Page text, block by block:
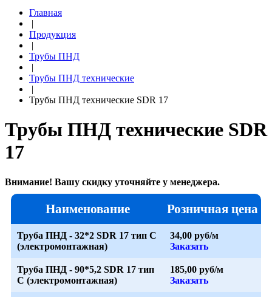
Главная
|
Продукция
|
Трубы ПНД
|
Трубы ПНД технические
|
Трубы ПНД технические SDR 17
Трубы ПНД технические SDR
17
Внимание! Вашу скидку уточняйте у менеджера.
Наименование Розничная цена
Труба ПНД - 32*2 SDR 17 тип С
(электромонтажная)
34,00 руб/м
Заказать
Труба ПНД - 90*5,2 SDR 17 тип
С (электромонтажная)
185,00 руб/м
Заказать